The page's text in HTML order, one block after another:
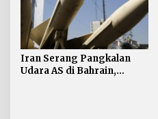
Iran Serang Pangkalan
Udara AS di Bahrain,